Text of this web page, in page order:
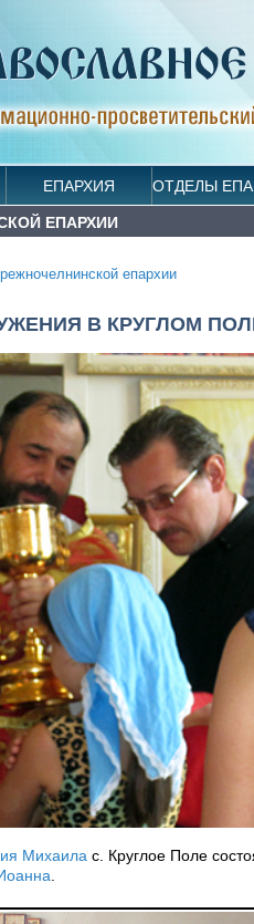
ЕПАРХИЯ ОТДЕЛЫ
ЕПАРХИИ
епархии
В КРУГЛОМ
Михаила с. Круглое Поле
.